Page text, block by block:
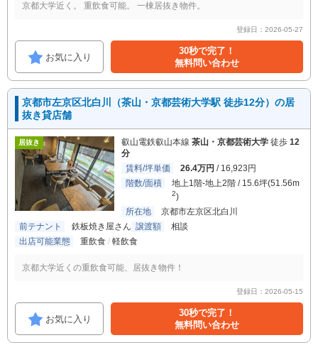
京都大学近く。 重飲食可能。 一棟居抜き物件。
登録日：2026-05-27
お気に入り
30秒で完了！
無料問い合わせ
京都市左京区北白川（茶山・京都芸術大学駅 徒歩12分）の居
抜き貸店舗
居抜き 叡山電鉄叡山本線 茶山・京都芸術大学 徒歩 12
分
賃料/坪単価
26.4万円 / 16,923円
階数/面積
地上1階-地上2階 / 15.6坪(51.56m
2)
所在地
京都市左京区北白川
前テナント
鉄板焼き屋さん 譲渡額
相談
出店可能業態
重飲食 軽飲食
京都大学近くの重飲食可能、居抜き物件！
登録日：2026-05-15
お気に入り
30秒で完了！
無料問い合わせ